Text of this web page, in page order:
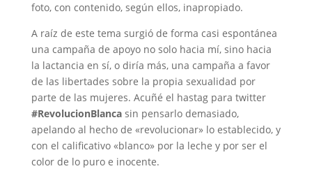
foto, con contenido, según ellos, inapropiado.
A raíz de este tema surgió de forma casi espontánea
una campaña de apoyo no solo hacia mí, sino hacia
la lactancia en sí, o diría más, una campaña a favor
de las libertades sobre la propia sexualidad por
parte de las mujeres. Acuñé el hastag para twitter
#RevolucionBlancasin pensarlo demasiado,
apelando al hecho de «revolucionar» lo establecido, y
con el calificativo «blanco» por la leche y por ser el
color de lo puro e inocente.